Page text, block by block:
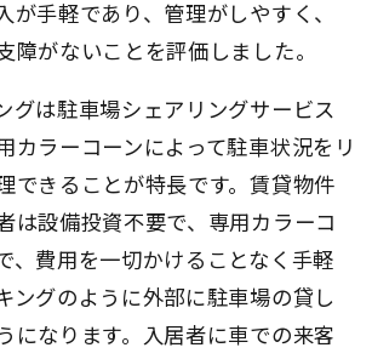
が手軽であり、管理がしやすく、
障がないことを評価しました。
グは駐車場シェアリングサービス
カラーコーンによって駐車状況をリ
できることが特長です。賃貸物件
は設備投資不要で、専用カラーコ
、費用を一切かけることなく手軽
ングのように外部に駐車場の貸し
になります。入居者に車での来客